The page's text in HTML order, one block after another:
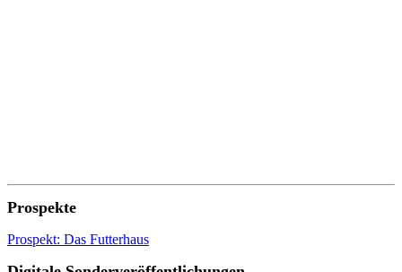
Prospekte
Prospekt: Das Futterhaus